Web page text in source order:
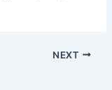
NEXT